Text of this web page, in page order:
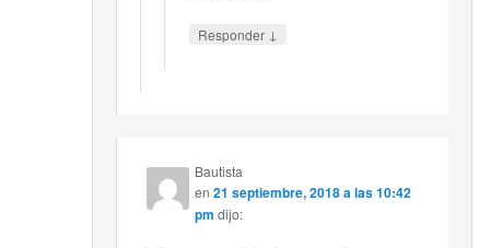
Responder ↓
Bautista
en21 septiembre, 2018 a las 10:42
pm dijo: